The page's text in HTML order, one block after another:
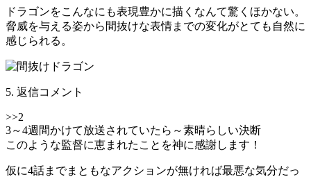
ドラゴンをこんなにも表現豊かに描くなんて驚くほかない。
脅威を与える姿から間抜けな表情までの変化がとても自然に
感じられる。
5. 返信コメント
>>2
3～4週間かけて放送されていたら～素晴らしい決断
このような監督に恵まれたことを神に感謝します！
仮に4話までまともなアクションが無ければ最悪な気分だっ